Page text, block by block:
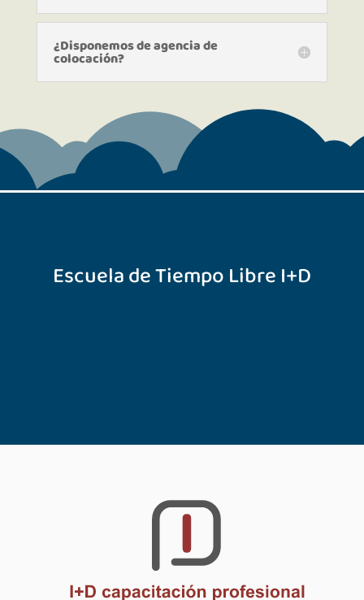
¿Disponemos de agencia de
colocación?
Escuela de Tiempo Libre I+D